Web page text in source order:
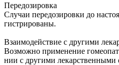
Пе­ре­до­зи­ров­ка
Слу­чаи пе­ре­до­зи­ров­ки до
ги­стри­ро­ва­ны.
Вза­и­мо­действие с дру­ги­ми
Воз­мож­но при­ме­не­ние
нии с дру­ги­ми ле­кар­ствен­ны­ми